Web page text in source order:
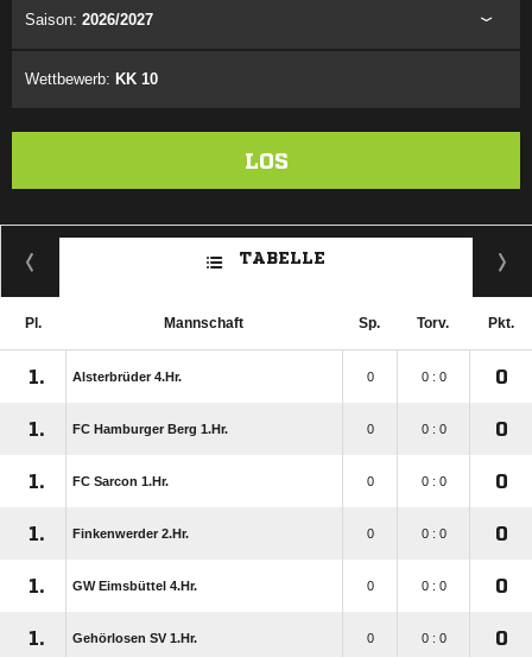
Saison: 2026/2027
Wettbewerb: KK 10
LOS
TABELLE
Pl. Mannschaft Sp. Torv. Pkt.
1. Alsterbrüder 4.Hr. 0 0 : 0 0
1. FC Hamburger Berg 1.Hr. 0 0 : 0 0
1. FC Sarcon 1.Hr. 0 0 : 0 0
1. Finkenwerder 2.Hr. 0 0 : 0 0
1. GW Eimsbüttel 4.Hr. 0 0 : 0 0
1. Gehörlosen SV 1.Hr. 0 0 : 0 0